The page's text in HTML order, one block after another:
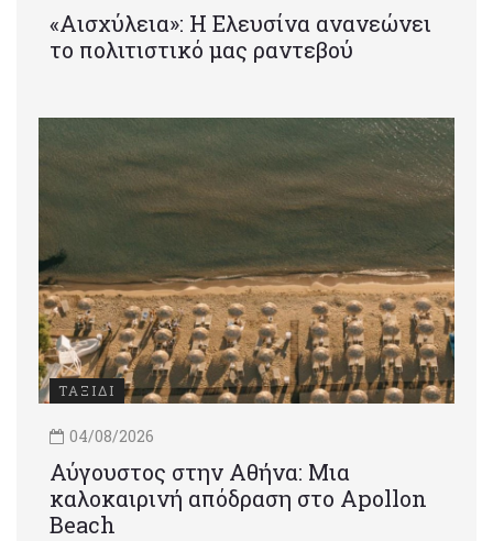
«Αισχύλεια»: Η Ελευσίνα ανανεώνει
το πολιτιστικό μας ραντεβού
ΤΑΞΙΔΙ
04/08/2026
Αύγουστος στην Αθήνα: Μια
καλοκαιρινή απόδραση στο Apollon
Beach